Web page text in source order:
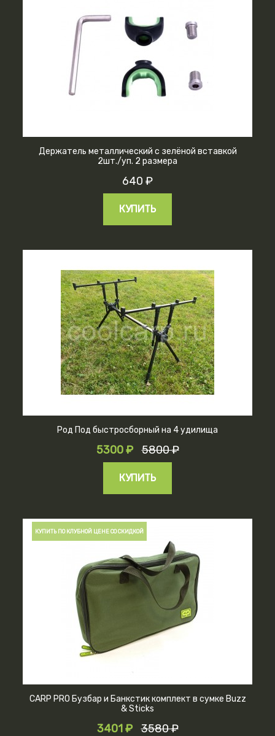
Держатель металлический с зелёной вставкой
2шт./уп. 2 размера
640 ₽
КУПИТЬ
Род Под быстросборный на 4 удилища
5300 ₽ 5800 ₽
КУПИТЬ
КУПИТЬ ПО КЛУБНОЙ ЦЕНЕ СО СКИДКОЙ
CARP PRO Бузбар и Банкстик комплект в сумке Buzz
& Sticks
3401 ₽ 3580 ₽